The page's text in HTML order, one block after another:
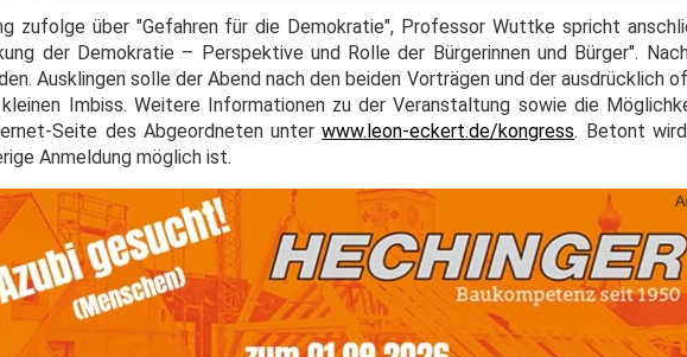
zufolge über "Gefahren für die Demokratie", Professor Wuttke spricht
der Demokratie – Perspektive und Rolle der Bürgerinnen und Bürger".
Ausklingen solle der Abend nach den beiden Vorträgen und der ausdrücklich
Imbiss. Weitere Informationen zu der Veranstaltung sowie die
Seite des Abgeordneten unterwww.leon-eckert.de/kongress. Betont
Anmeldung möglich ist.